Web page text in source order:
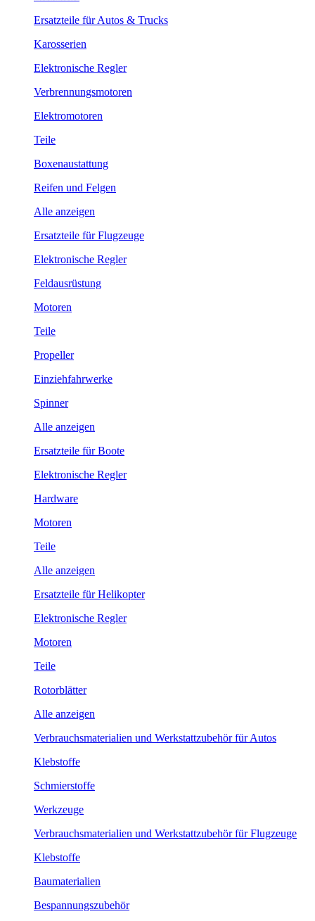
Ersatzteile für Autos & Trucks
Karosserien
Elektronische Regler
Verbrennungsmotoren
Elektromotoren
Teile
Boxenaustattung
Reifen und Felgen
Alle anzeigen
Ersatzteile für Flugzeuge
Elektronische Regler
Feldausrüstung
Motoren
Teile
Propeller
Einziehfahrwerke
Spinner
Alle anzeigen
Ersatzteile für Boote
Elektronische Regler
Hardware
Motoren
Teile
Alle anzeigen
Ersatzteile für Helikopter
Elektronische Regler
Motoren
Teile
Rotorblätter
Alle anzeigen
Verbrauchsmaterialien und Werkstattzubehör für Autos
Klebstoffe
Schmierstoffe
Werkzeuge
Verbrauchsmaterialien und Werkstattzubehör für Flugzeuge
Klebstoffe
Baumaterialien
Bespannungszubehör